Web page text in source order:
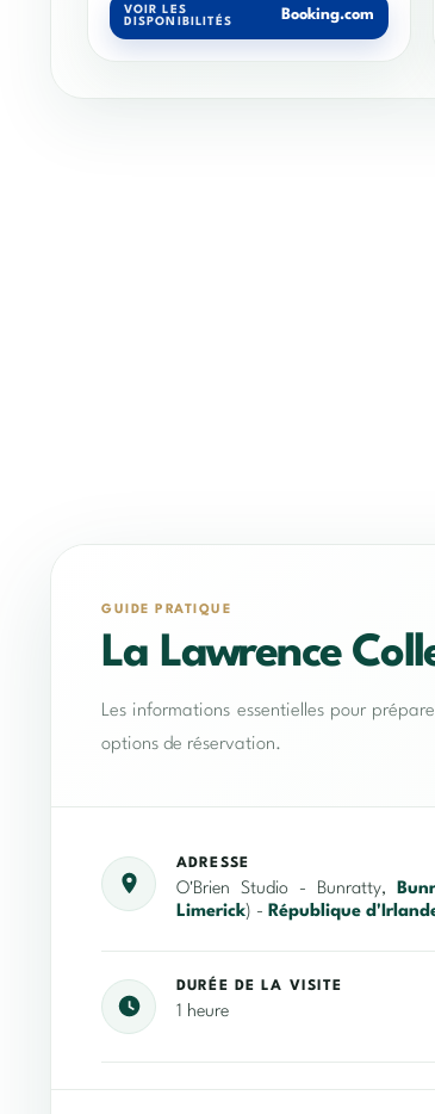
VOIR LES
DISPONIBILITÉS
Booking.com
GUIDE PRATIQUE
La Lawrence
Les informations essentielles pour
options de réservation.
ADRESSE
O'Brien Studio - Bunratty,
Limerick) - République
DURÉE DE LA VISITE
1 heure